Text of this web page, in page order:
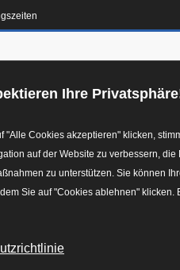
Ihre
"Alle Cookies akzeptieren" klicken,
auf der Website zu verbessern,
zu unterstützen. Sie können
Sie auf "Cookies ablehnen"